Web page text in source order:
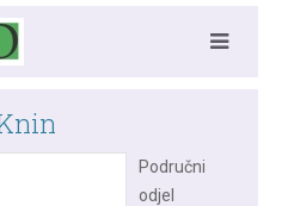
Područni
odjel